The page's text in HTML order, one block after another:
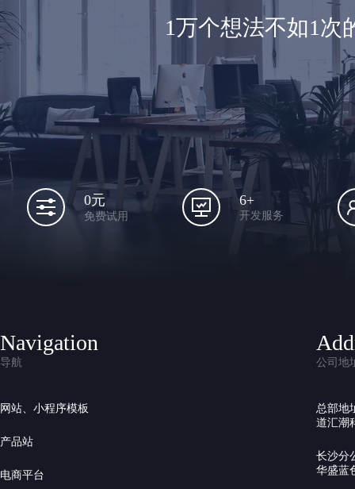
1万个想法不如1次
0元
免费试用
6+
开发服务
Navigation
导航
网站、小程序模板
产品站
电商平台
公司地
总部地
道汇潮
长沙分
华盛蓝